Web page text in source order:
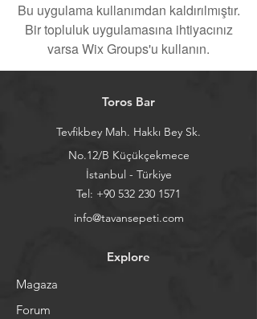
Bu uygulama kullanımdan kaldırılmıştır.
Bir topluluk uygulamasına ihtiyacınız
varsa Wix Groups'u kullanın.
Toros Bar
Tevfikbey Mah. Hakkı Bey Sk.
No.12/B Küçükçekmece
İstanbul - Türkiye
Tel: +90 532 230 1571
info@tavansepeti.com
Explore
Magaza
Forum